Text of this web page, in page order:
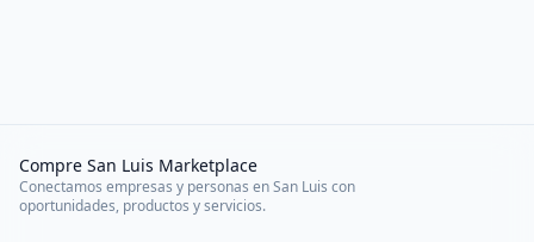
Compre San Luis Marketplace
Conectamos empresas y personas en San Luis con
oportunidades, productos y servicios.